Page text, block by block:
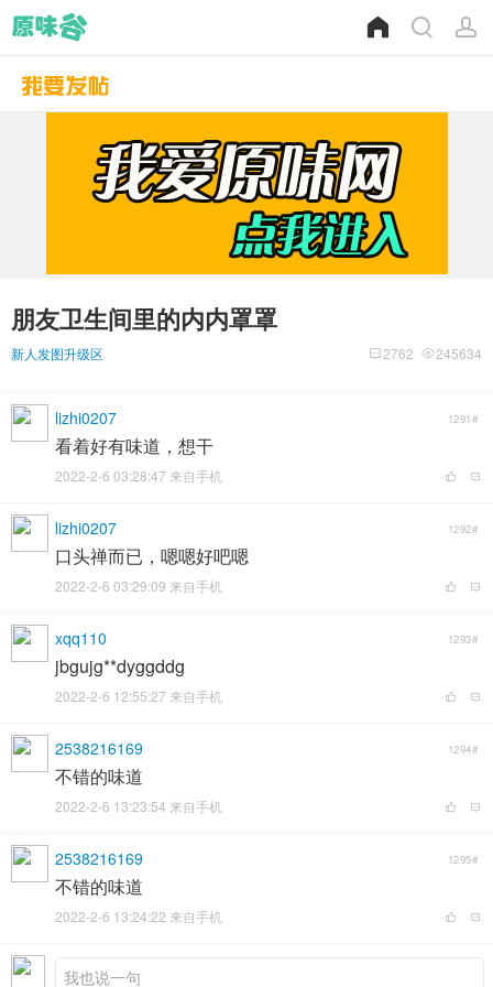
朋友卫生间里的内内罩罩
新人发图升级区 245634
2762
lizhi0207 1291#
看着好有味道，想干
2022-2-6 03:28:47 来自手机
lizhi0207 1292#
口头禅而已，嗯嗯好吧嗯
2022-2-6 03:29:09 来自手机
xqq110 1293#
jbgujg**dyggddg
2022-2-6 12:55:27 来自手机
2538216169 1294#
不错的味道
2022-2-6 13:23:54 来自手机
2538216169 1295#
不错的味道
2022-2-6 13:24:22 来自手机